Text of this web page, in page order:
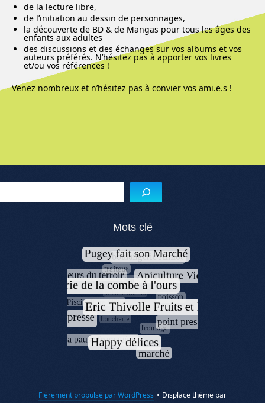
de la lecture libre,
de l’initiation au dessin de personnages,
la découverte de BD & de Mangas pour tous les âges des
enfants aux adultes
des discussions et des échanges sur vos albums et vos
auteurs préférés. N’hésitez pas à apporter vos livres
et/ou vos références !
Venez nombreux et n’hésitez pas à convier vos ami.e.s !
Menu de l'article
Mots clé
Fièrement propulsé par WordPress • Displace thème par